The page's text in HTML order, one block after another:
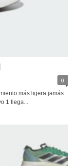
0
más ligera jamás
1 llega...